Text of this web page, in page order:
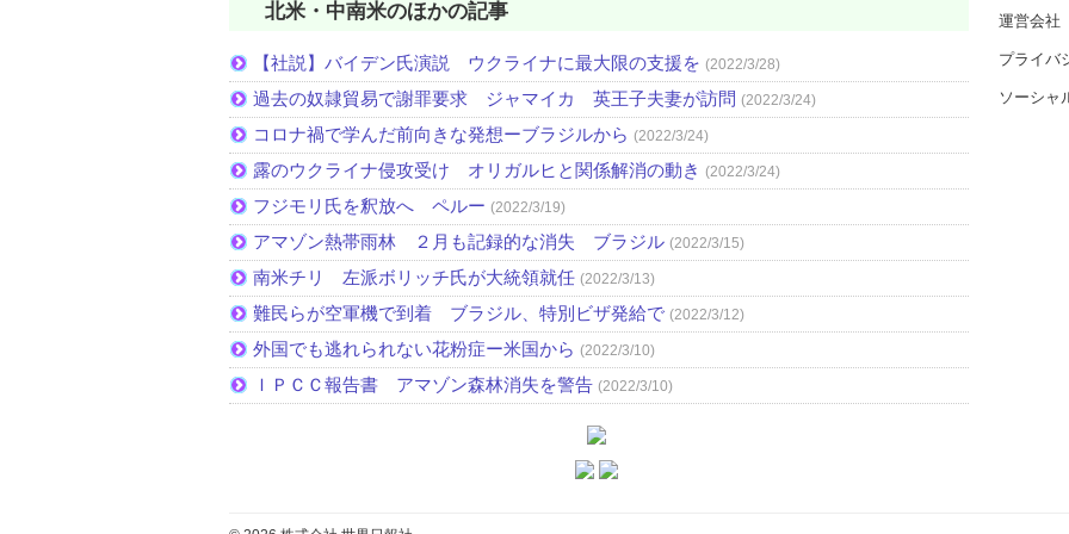
北米・中南米のほかの記事
【社説】バイデン氏演説 ウクライナに最大限の支援を (2022/3/28)
過去の奴隷貿易で謝罪要求 ジャマイカ 英王子夫妻が訪問 (2022/3/24)
コロナ禍で学んだ前向きな発想ーブラジルから (2022/3/24)
露のウクライナ侵攻受け オリガルヒと関係解消の動き (2022/3/24)
フジモリ氏を釈放へ ペルー (2022/3/19)
アマゾン熱帯雨林 ２月も記録的な消失 ブラジル (2022/3/15)
南米チリ 左派ボリッチ氏が大統領就任 (2022/3/13)
難民らが空軍機で到着 ブラジル、特別ビザ発給で (2022/3/12)
外国でも逃れられない花粉症ー米国から (2022/3/10)
ＩＰＣＣ報告書 アマゾン森林消失を警告 (2022/3/10)
運営会社
プライバ
ソーシャ